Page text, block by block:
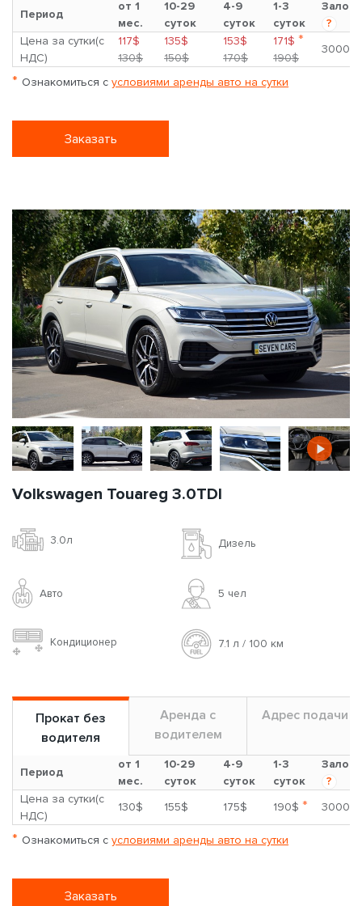
Период
от 1
мес.
10-29
суток
4-9
суток
1-3
суток
Залог
?
Цена за сутки(с
НДС)
117$
130$
135$
150$
153$
170$
171$ *
190$
3000$
* Ознакомиться с условиями аренды авто на сутки
Заказать
Volkswagen Touareg 3.0TDI
3.0л Дизель
Авто 5 чел
Кондиционер 7.1 л / 100 км
Прокат без
водителя
Аренда с
водителем
Адрес подачи
Период
от 1
мес.
10-29
суток
4-9
суток
1-3
суток
Залог
?
Цена за сутки(с
НДС)
130$ 155$ 175$ 190$ * 3000$
* Ознакомиться с условиями аренды авто на сутки
Заказать